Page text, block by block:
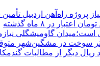
نیاز پروژه راه‌آهن اردبیل
گاومیشگلی
۶۰۰‌ میلیارد ریال دیگر از مطالبات